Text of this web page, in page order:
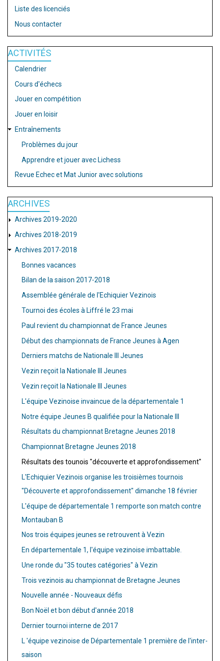
Liste des licenciés
Nous contacter
ACTIVITÉS
Calendrier
Cours d'échecs
Jouer en compétition
Jouer en loisir
Entraînements
Problèmes du jour
Apprendre et jouer avec Lichess
Revue Echec et Mat Junior avec solutions
ARCHIVES
Archives 2019-2020
Archives 2018-2019
Archives 2017-2018
Bonnes vacances
Bilan de la saison 2017-2018
Assemblée générale de l'Echiquier Vezinois
Tournoi des écoles à Liffré le 23 mai
Paul revient du championnat de France Jeunes
Début des championnats de France Jeunes à Agen
Derniers matchs de Nationale III Jeunes
Vezin reçoit la Nationale III Jeunes
Vezin reçoit la Nationale III Jeunes
L'équipe Vezinoise invaincue de la départementale 1
Notre équipe Jeunes B qualifiée pour la Nationale III
Résultats du championnat Bretagne Jeunes 2018
Championnat Bretagne Jeunes 2018
Résultats des tounois "découverte et approfondissement"
L'Echiquier Vezinois organise les troisièmes tournois
"Découverte et approfondissement" dimanche 18 février
L'équipe de départementale 1 remporte son match contre
Montauban B
Nos trois équipes jeunes se retrouvent à Vezin
En départementale 1, l'équipe vezinoise imbattable.
Une ronde du "35 toutes catégories" à Vezin
Trois vezinois au championnat de Bretagne Jeunes
Nouvelle année - Nouveaux défis
Bon Noël et bon début d'année 2018
Dernier tournoi interne de 2017
L 'équipe vezinoise de Départementale 1 première de l'inter-
saison